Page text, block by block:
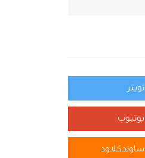
تويتر
يوتيوب
ساوندكلاود